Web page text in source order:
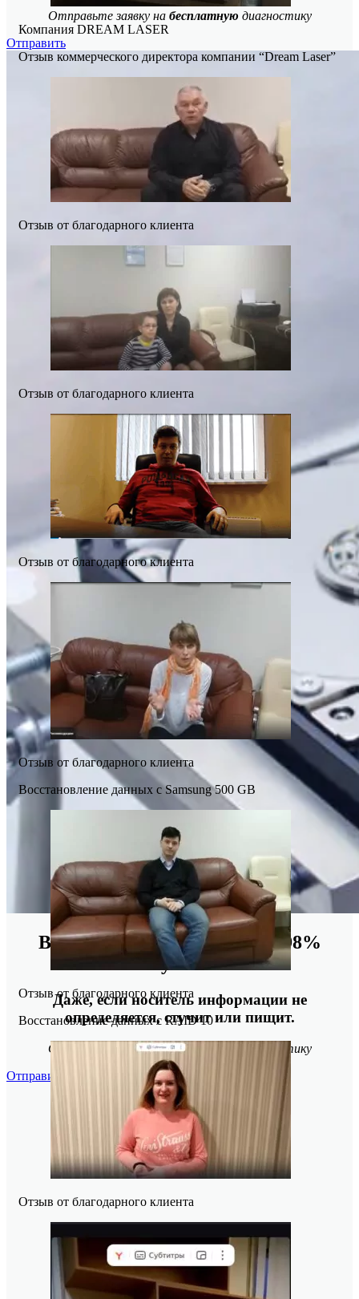
Отправьте заявку на бесплатную диагностику
Отправить
Восстанавливаем данные в 98%
случаев!
Даже, если носитель информации не
определяется, стучит или пищит.
Отправьте заявку набесплатную
диагностику
Отправить
Компания DREAM LASER
Отзыв коммерческого директора компании “Dream Laser”
Отзыв от благодарного клиента
Отзыв от благодарного клиента
Отзыв от благодарного клиента
Отзыв от благодарного клиента
Восстановление данных с Samsung 500 GB
Отзыв от благодарного клиента
Восстановление данных с RAID 10
Отзыв от благодарного клиента